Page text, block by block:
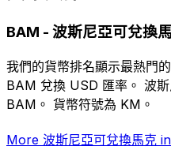
BAM - 波斯尼亞可兌換
我們的貨幣排名顯示最熱門
BAM 兌換 USD 匯率。 波
BAM。 貨幣符號為 KM。
More 波斯尼亞可兌換馬克